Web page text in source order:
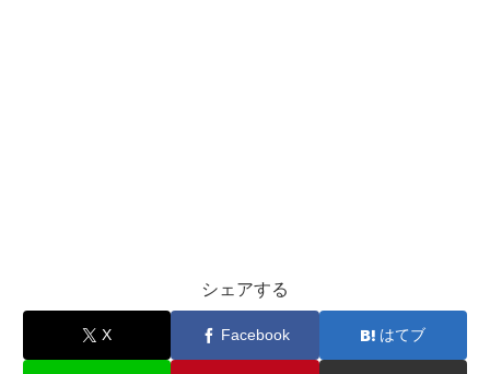
シェアする
X Facebook はてブ